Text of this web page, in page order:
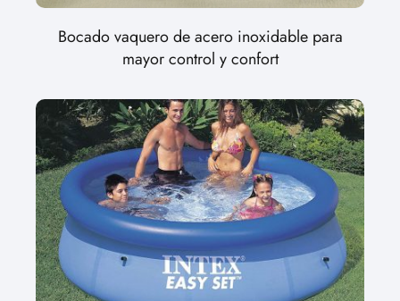
Bocado vaquero de acero inoxidable para
mayor control y confort